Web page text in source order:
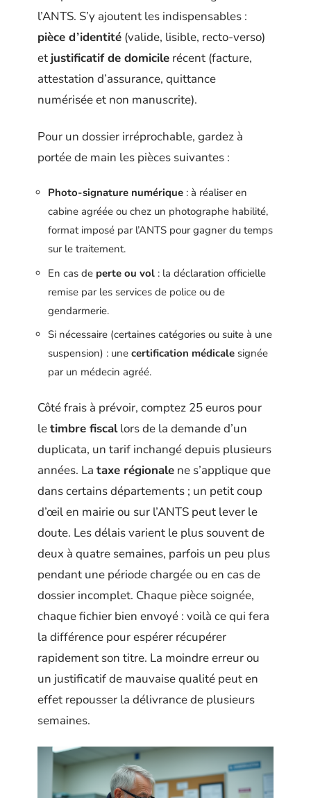
l’ANTS. S’y ajoutent les indispensables :
pièce d’identité (valide, lisible, recto-verso)
et justificatif de domicile récent (facture,
attestation d’assurance, quittance
numérisée et non manuscrite).
Pour un dossier irréprochable, gardez à
portée de main les pièces suivantes :
Photo-signature numérique : à réaliser en
cabine agréée ou chez un photographe habilité,
format imposé par l’ANTS pour gagner du temps
sur le traitement.
En cas de perte ou vol : la déclaration officielle
remise par les services de police ou de
gendarmerie.
Si nécessaire (certaines catégories ou suite à une
suspension) : une certification médicale signée
par un médecin agréé.
Côté frais à prévoir, comptez 25 euros pour
letimbre fiscallors de la demande d’un
duplicata, un tarif inchangé depuis plusieurs
années. La taxe régionale ne s’applique que
dans certains départements ; un petit coup
d’œil en mairie ou sur l’ANTS peut lever le
doute. Les délais varient le plus souvent de
deux à quatre semaines, parfois un peu plus
pendant une période chargée ou en cas de
dossier incomplet. Chaque pièce soignée,
chaque fichier bien envoyé : voilà ce qui fera
la différence pour espérer récupérer
rapidement son titre. La moindre erreur ou
un justificatif de mauvaise qualité peut en
effet repousser la délivrance de plusieurs
semaines.